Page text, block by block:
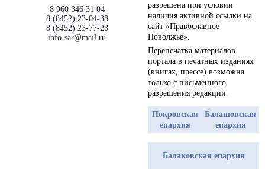
8 960 346 31 04
8 (8452) 23-04-38
8 (8452) 23-77-23
info-sar@mail.ru
разрешена при условии
наличия активной ссылки на
сайт «Православное
Поволжье».
Перепечатка материалов
портала в печатных изданиях
(книгах, прессе) возможна
только с письменного
разрешения редакции.
Покровская
епархия
Балашовская
епархия
Балаковская епархия